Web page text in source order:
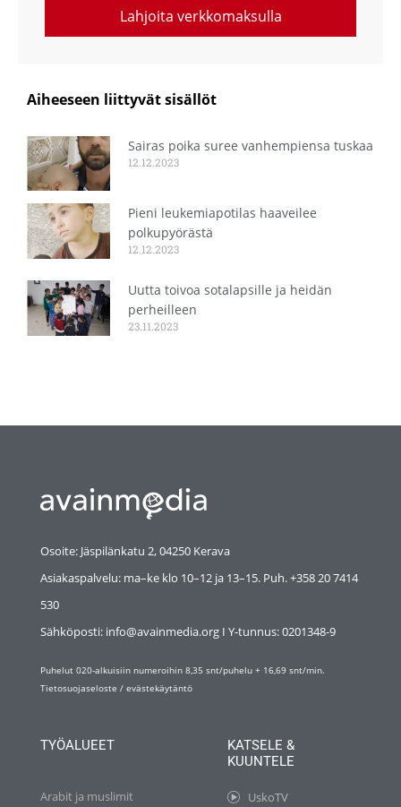
Lahjoita verkkomaksulla
Aiheeseen liittyvät sisällöt
Sairas poika suree vanhempiensa tuskaa
12.12.2023
Pieni leukemiapotilas haaveilee
polkupyörästä
12.12.2023
Uutta toivoa sotalapsille ja heidän
perheilleen
23.11.2023
Osoite: Jäspilänkatu 2, 04250 Kerava
Asiakaspalvelu: ma–ke klo 10–12 ja 13–15. Puh. +358 20 7414
530
Sähköposti: info@avainmedia.org I Y-tunnus:0201348-9
Puhelut 020-alkuisiin numeroihin 8,35 snt/puhelu + 16,69 snt/min.
Tietosuojaseloste / evästekäytäntö
TYÖALUEET
Arabit ja muslimit
KATSELE &
KUUNTELE
UskoTV